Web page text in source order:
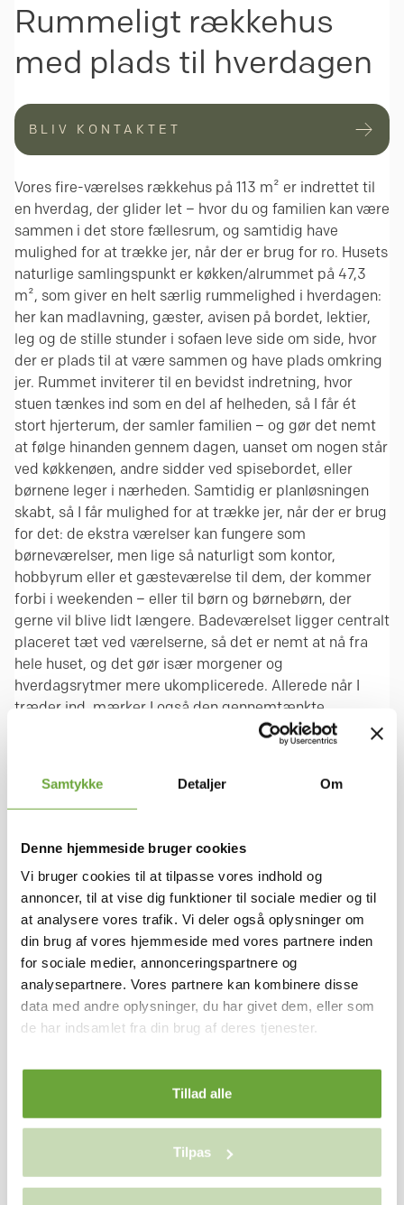
Samtykke Detaljer Om
Denne hjemmeside bruger cookies
Vi bruger cookies til at tilpasse vores indhold og
annoncer, til at vise dig funktioner til sociale medier og til
at analysere vores trafik. Vi deler også oplysninger om
din brug af vores hjemmeside med vores partnere inden
for sociale medier, annonceringspartnere og
analysepartnere. Vores partnere kan kombinere disse
data med andre oplysninger, du har givet dem, eller som
de har indsamlet fra din brug af deres tjenester.
Tillad alle
Tilpas
Rummeligt rækkehus
med plads til hverdagen
BLIV KONTAKTET
Vores fire-værelses rækkehus på 113 m² er indrettet til
en hverdag, der glider let – hvor du og familien kan være
sammen i det store fællesrum, og samtidig have
mulighed for at trække jer, når der er brug for ro. Husets
naturlige samlingspunkt er køkken/alrummet på 47,3
m², som giver en helt særlig rummelighed i hverdagen:
her kan madlavning, gæster, avisen på bordet, lektier,
leg og de stille stunder i sofaen leve side om side, hvor
der er plads til at være sammen og have plads omkring
jer. Rummet inviterer til en bevidst indretning, hvor
stuen tænkes ind som en del af helheden, så I får ét
stort hjerterum, der samler familien – og gør det nemt
at følge hinanden gennem dagen, uanset om nogen står
ved køkkenøen, andre sidder ved spisebordet, eller
børnene leger i nærheden. Samtidig er planløsningen
skabt, så I får mulighed for at trække jer, når der er brug
for det: de ekstra værelser kan fungere som
børneværelser, men lige så naturligt som kontor,
hobbyrum eller et gæsteværelse til dem, der kommer
forbi i weekenden – eller til børn og børnebørn, der
gerne vil blive lidt længere. Badeværelset ligger centralt
placeret tæt ved værelserne, så det er nemt at nå fra
hele huset, og det gør især morgener og
hverdagsrytmer mere ukomplicerede. Allerede når I
træder ind, mærker I også den gennemtænkte
hverdagsluksus i entré/bryggers: her er der tre skabe og
en vask, og teknikken er gemt pænt af vejen bag
livet er i fuld gang. På den ene side er der plads til
måske have hundekurven, hvis I har en firbenet ven med
i familien. For hos os er kæledyr nemlig velkomne. Det
hele er tænkt, så hjemmet hjælper jer med at holde
overblik og skabe flow – med plads til både nærvær,
privatliv og de små hverdagsrutiner, der gør, at man
hurtigt begynder at føle sig hjemme.